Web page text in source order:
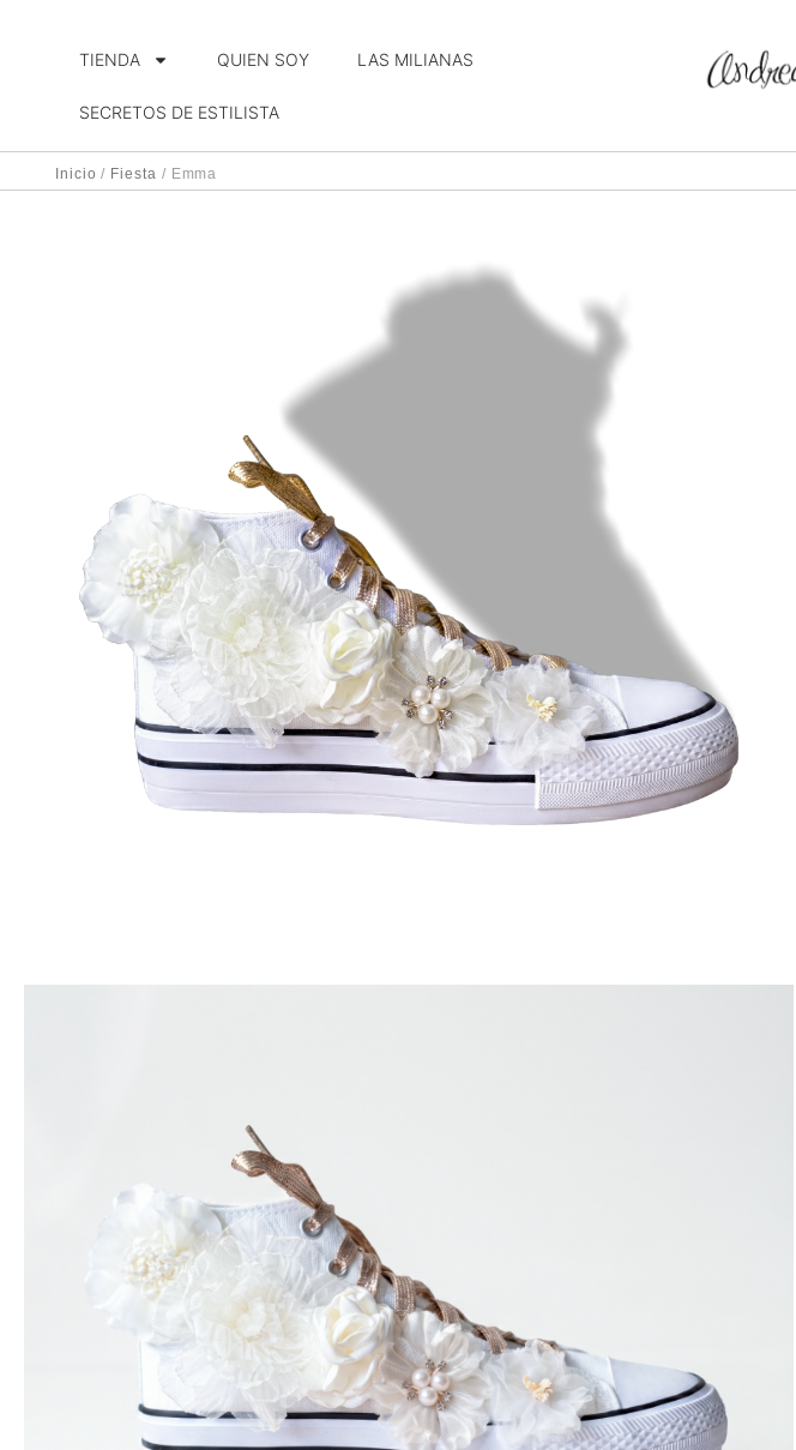
TIENDA QUIEN SOY LAS MILIANAS​
SECRETOS DE ESTILISTA
Inicio / Fiesta / Emma